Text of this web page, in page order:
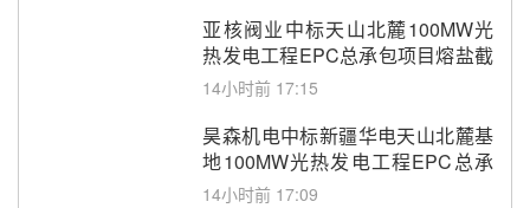
亚核阀业中标天山北麓100MW光
热发电工程EPC总承包项目熔盐截
止阀、熔盐三偏心蝶阀采购
14小时前 17:15
昊森机电中标新疆华电天山北麓基
地100MW光热发电工程EPC总承
包项目熔盐介质超声波流量计采购
14小时前 17:09